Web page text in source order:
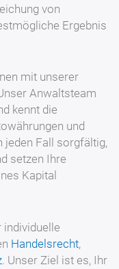
von
Ergebnis
mit unserer
Anwaltsteam
kennt die
und
jeden Fall sorgfältig,
setzen Ihre
Kapital
individuelle
Handelsrecht,
. Unser Ziel ist es, Ihr